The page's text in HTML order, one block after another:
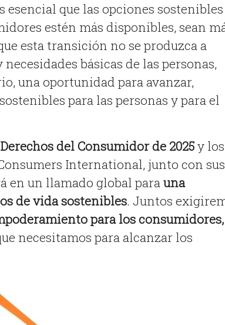
esencial que las opciones
estén más disponibles, sean
esta transición no se produzca a
básicas de las personas,
una oportunidad para avanzar,
para las personas y para el
del Consumidor de 2025y los
International, junto con sus
en un llamado global parauna
de vida sostenibles. Juntos
para los consumidores,
necesitamos para alcanzar los